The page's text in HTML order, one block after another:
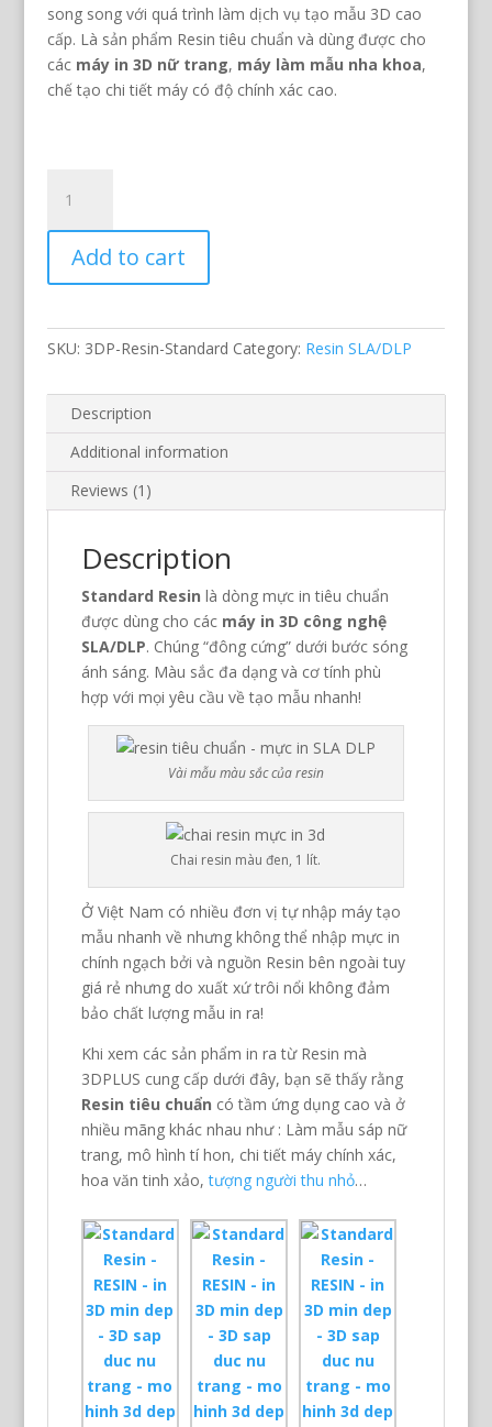
song song với quá trình làm dịch vụ tạo mẫu 3D cao
cấp. Là sản phẩm Resin tiêu chuẩn và dùng được cho
các máy in 3D nữ trang, máy làm mẫu nha khoa,
chế tạo chi tiết máy có độ chính xác cao.
Resin
chuẩn
quantity
Add to cart
SKU: 3DP-Resin-Standard Category: Resin SLA/DLP
Description
Additional information
Reviews (1)
Description
Standard Resin là dòng mực in tiêu chuẩn
được dùng cho các máy in 3D công nghệ
SLA/DLP. Chúng “đông cứng” dưới bước sóng
ánh sáng. Màu sắc đa dạng và cơ tính phù
hợp với mọi yêu cầu về tạo mẫu nhanh!
Vài mẫu màu sắc của resin
Chai resin màu đen, 1 lít.
Ở Việt Nam có nhiều đơn vị tự nhập máy tạo
mẫu nhanh về nhưng không thể nhập mực in
chính ngạch bởi và nguồn Resin bên ngoài tuy
giá rẻ nhưng do xuất xứ trôi nổi không đảm
bảo chất lượng mẫu in ra!
Khi xem các sản phẩm in ra từ Resin mà
3DPLUS cung cấp dưới đây, bạn sẽ thấy rằng
Resin tiêu chuẩn có tầm ứng dụng cao và ở
nhiều mãng khác nhau như : Làm mẫu sáp nữ
trang, mô hình tí hon, chi tiết máy chính xác,
hoa văn tinh xảo,tượng người thu nhỏ…